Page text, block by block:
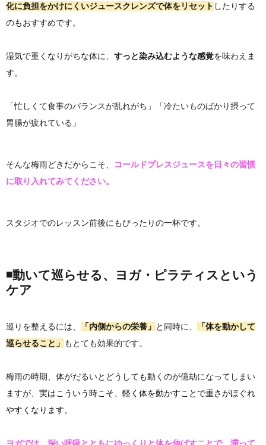
化に負担をかけにくいジュースクレンズで体をリセット したりする
のもおすすめです。
湿気で重くなりがちな体に、 すっと染み込むような感覚を味わえま
す。
「忙しくて食事のバランスが乱れがち」「冷たいものばかり摂って
胃腸が疲れている」
そんな梅雨どきだからこそ、
コールドプレスジュースを日々の習慣
に取り入れてみてください。
スタジオでのレッスン前後にもぴったりの一杯です。
◾️動いて巡らせる、ヨガ・ピラティスという
ケア
巡りを整えるには、 「内側からの栄養」 と同時に、
「体を動かして
巡らせること」 もとても効果的です。
梅雨の時期、体がだるいとどうしても動くのが億劫になってしまい
ますが、 実はこういう時こそ、 軽く体を動かすことで重さがほぐれ
やすくなります。